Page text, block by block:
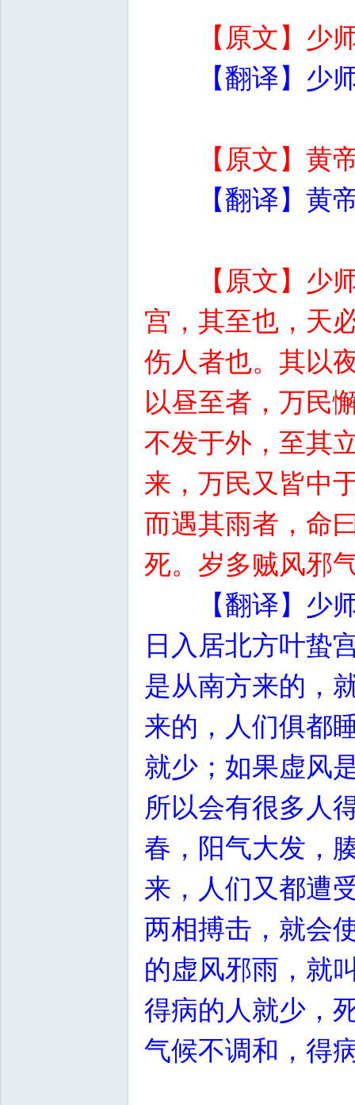
【原文】少
【翻译】少
【原文】黄
【翻译】黄
【原文】少
宫，其至也，天
伤人者也。其以
以昼至者，万民
不发于外，至其
来，万民又皆中
而遇其雨者，命
死。岁多贼风邪
【翻译】少
日入居北方叶蛰
是从南方来的，
来的，人们俱都
就少；如果虚风
所以会有很多人
春，阳气大发，
来，人们又都遭
两相搏击，就会
的虚风邪雨，就
得病的人就少，
气候不调和，得